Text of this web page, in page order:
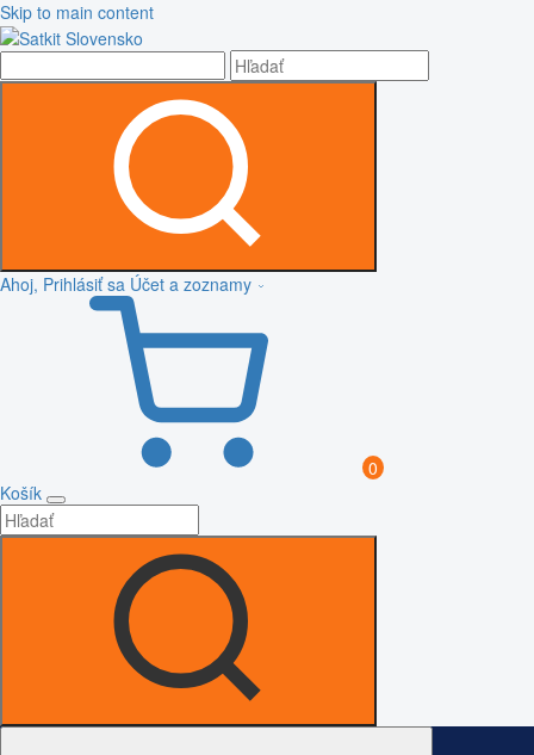
Skip to main content
Ahoj, Prihlásiť sa Účet a zoznamy
0
Košík